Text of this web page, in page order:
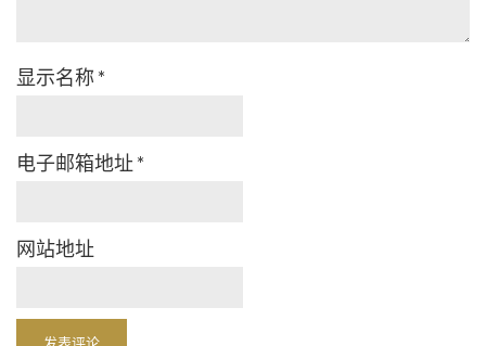
显示名称 *
电子邮箱地址 *
网站地址